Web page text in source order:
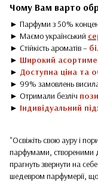
Чому Вам варто
► Парфуми з 50%
► Маємо український
► Стійкість ароматів –
► Широкий
► Доступна ціна та
► 99% замовлень
► Отримали безліч
► Індивідуальний
"Освіжіть свою ауру і
парфумами, створеними
прагнуть звернути на
шедевром парфумерії, що